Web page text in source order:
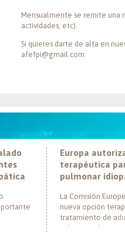
Mensualmente se remite una
actividades, etc).
Si quieres darte de alta en
afefpi@gmail.com
Europa
terapéutica
pulmonar
La Comisión
nueva opción
tratamiento de
pulmonar